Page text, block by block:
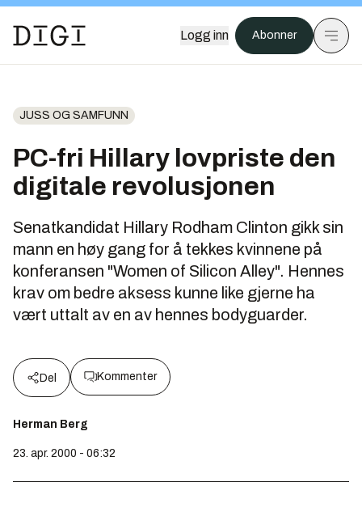
Logg inn Abonner
JUSS OG SAMFUNN
PC-fri Hillary lovpriste den
digitale revolusjonen
Senatkandidat Hillary Rodham Clinton gikk sin
mann en høy gang for å tekkes kvinnene på
konferansen "Women of Silicon Alley". Hennes
krav om bedre aksess kunne like gjerne ha
vært uttalt av en av hennes bodyguarder.
Del Kommenter
Herman Berg
23. apr. 2000 - 06:32